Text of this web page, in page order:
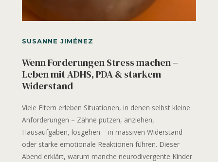
SUSANNE JIMÉNEZ
Wenn Forderungen Stress machen –
Leben mit ADHS, PDA & starkem
Widerstand
Viele Eltern erleben Situationen, in denen selbst kleine
Anforderungen – Zähne putzen, anziehen,
Hausaufgaben, losgehen – in massiven Widerstand
oder starke emotionale Reaktionen führen. Dieser
Abend erklärt, warum manche neurodivergente Kinder